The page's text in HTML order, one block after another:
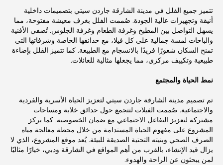
تتميز جميع الفلل في مدينة الشارقة جاردن سيتي بتصميمات داخلية
أنيقة وتجهيزات عالية الجودة. صُممت الفلل بغرف معيشة مفتوحة، مما
يسهل التواصل بين المطبخ وغرفة الطعام وغرفة الجلوس. تُضفي الأفنية
والباحات لمسة جمالية على كل فيلا، مع حدائقها الخاصة وشرفاتها التي
تمنح السكان شعورًا فريدًا بالانسجام مع الطبيعة. كما تتميز الفلل بإضاءة
طبيعية وتكييف مركزي، مما يجعلها مثالية للعائلات.
نمط الحياة والمجتمع
تم تصميم مدينة الشارقة جاردن سيتي لتعزيز الحياة الأسرية والفردية
والاجتماعية. صُممت الفيلات لتتجمع حول حدائق خلابة ومساحات
مشتركة لتعزيز التفاعل الاجتماعي مع ضمان الخصوصية. كما يركز
المشروع على مفهوم الحياة المستدامة من خلال محطة معالجة مياه
الصرف الصحي وبنيته التحتية الصديقة للبيئة. يُعد موقع المشروع، الذي لا
يزال قيد الإنشاء، بالقرب من أهم المواقع في الشارقة ودبي، خيارًا مثاليًا
لمن يبحثون عن الراحة والهدوء.